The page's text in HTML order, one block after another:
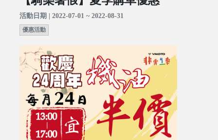
活動日期 | 2022-07-01 ~ 2022-08-31
優惠活動